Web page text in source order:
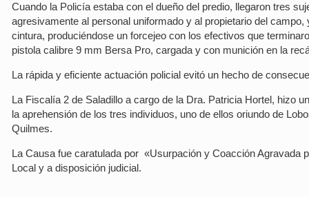
Cuando la Policía estaba con el dueño del predio, llegaron tres
agresivamente al personal uniformado y al propietario del
cintura, produciéndose un forcejeo con los efectivos que
pistola calibre 9 mm Bersa Pro, cargada y con munición en la
La rápida y eficiente actuación policial evitó un hecho de
La Fiscalía 2 de Saladillo a cargo de la Dra. Patricia Hortel, hizo
la aprehensión de los tres individuos, uno de ellos oriundo de
Quilmes.
La Causa fue caratulada por «Usurpación y Coacción Agravada
Local y a disposición judicial.